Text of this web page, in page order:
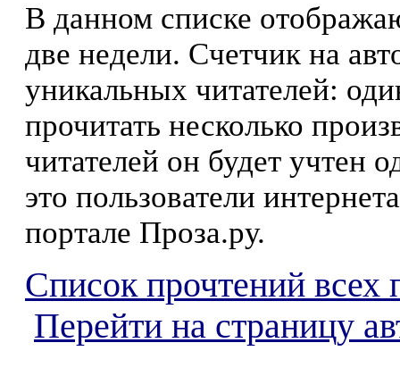
В данном списке
две недели. Счетчик на
уникальных читателей:
прочитать несколько
читателей он будет учтен
это пользователи
портале Проза.ру.
Список прочтений всех
Перейти на страницу